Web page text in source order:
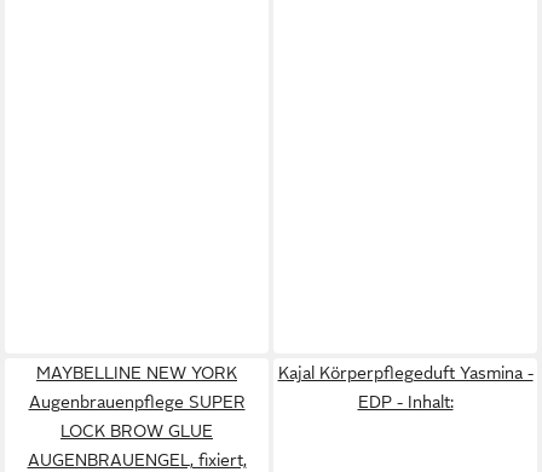
MAYBELLINE NEW YORK
Augenbrauenpflege SUPER
LOCK BROW GLUE
AUGENBRAUENGEL, fixiert,
Kajal Körperpflegeduft Yasmina -
EDP - Inhalt: